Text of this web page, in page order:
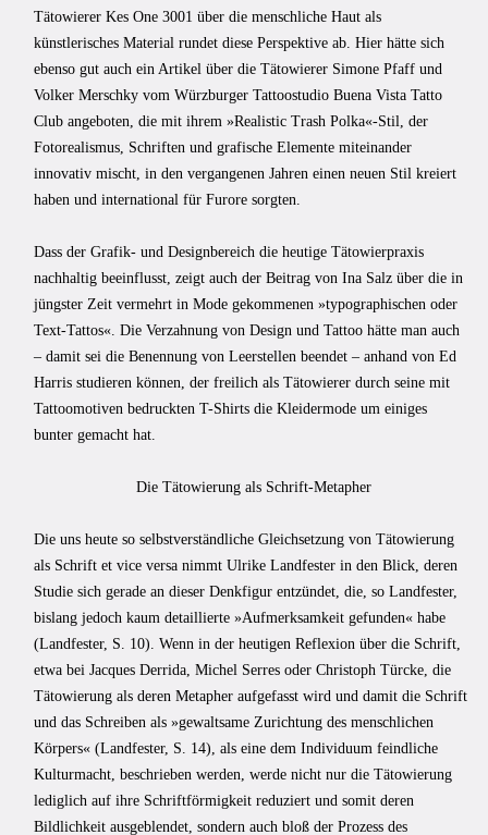
Tätowierer Kes One 3001 über die menschliche Haut als
künstlerisches Material rundet diese Perspektive ab. Hier hätte sich
ebenso gut auch ein Artikel über die Tätowierer Simone Pfaff und
Volker Merschky vom Würzburger Tattoostudio Buena Vista Tatto
Club angeboten, die mit ihrem »Realistic Trash Polka«-Stil, der
Fotorealismus, Schriften und grafische Elemente miteinander
innovativ mischt, in den vergangenen Jahren einen neuen Stil kreiert
haben und international für Furore sorgten.
Dass der Grafik- und Designbereich die heutige Tätowierpraxis
nachhaltig beeinflusst, zeigt auch der Beitrag von Ina Salz über die in
jüngster Zeit vermehrt in Mode gekommenen »typographischen oder
Text-Tattos«. Die Verzahnung von Design und Tattoo hätte man auch
– damit sei die Benennung von Leerstellen beendet – anhand von Ed
Harris studieren können, der freilich als Tätowierer durch seine mit
Tattoomotiven bedruckten T-Shirts die Kleidermode um einiges
bunter gemacht hat.
Die Tätowierung als Schrift-Metapher
Die uns heute so selbstverständliche Gleichsetzung von Tätowierung
als Schrift et vice versa nimmt Ulrike Landfester in den Blick, deren
Studie sich gerade an dieser Denkfigur entzündet, die, so Landfester,
bislang jedoch kaum detaillierte »Aufmerksamkeit gefunden« habe
(Landfester, S. 10). Wenn in der heutigen Reflexion über die Schrift,
etwa bei Jacques Derrida, Michel Serres oder Christoph Türcke, die
Tätowierung als deren Metapher aufgefasst wird und damit die Schrift
und das Schreiben als »gewaltsame Zurichtung des menschlichen
Körpers« (Landfester, S. 14), als eine dem Individuum feindliche
Kulturmacht, beschrieben werden, werde nicht nur die Tätowierung
lediglich auf ihre Schriftförmigkeit reduziert und somit deren
Bildlichkeit ausgeblendet, sondern auch bloß der Prozess des